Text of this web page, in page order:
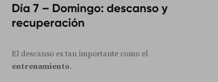
Día 7 – Domingo: descanso y
recuperación
El descanso es tan importante como el
entrenamiento.